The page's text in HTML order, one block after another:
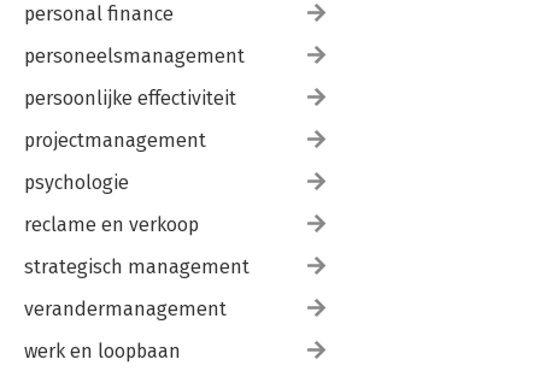
personal finance
personeelsmanagement
persoonlijke effectiviteit
projectmanagement
psychologie
reclame en verkoop
strategisch management
verandermanagement
werk en loopbaan